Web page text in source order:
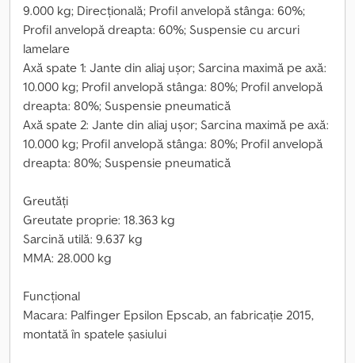
9.000 kg; Direcțională; Profil anvelopă stânga: 60%;
Profil anvelopă dreapta: 60%; Suspensie cu arcuri
lamelare
Axă spate 1: Jante din aliaj ușor; Sarcina maximă pe axă:
10.000 kg; Profil anvelopă stânga: 80%; Profil anvelopă
dreapta: 80%; Suspensie pneumatică
Axă spate 2: Jante din aliaj ușor; Sarcina maximă pe axă:
10.000 kg; Profil anvelopă stânga: 80%; Profil anvelopă
dreapta: 80%; Suspensie pneumatică
Greutăți
Greutate proprie: 18.363 kg
Sarcină utilă: 9.637 kg
MMA: 28.000 kg
Funcțional
Macara: Palfinger Epsilon Epscab, an fabricație 2015,
montată în spatele șasiului